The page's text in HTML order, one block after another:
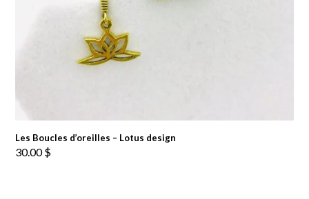
Les Boucles d’oreilles – Lotus design
30.00$